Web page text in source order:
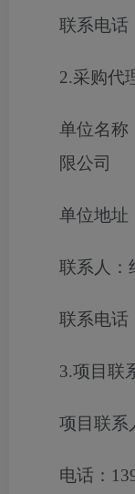
联系电话
2.采购代
单位名称
限公司
单位地址
联系人：
联系电话
3.项目联
项目联系
电话：